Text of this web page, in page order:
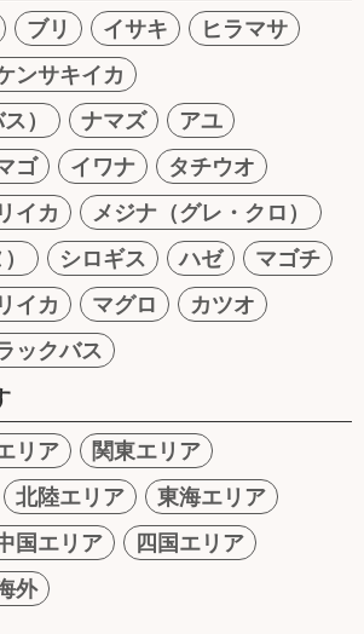
ブリ イサキ
ヒラマサ
ンサキイカ
）
ナマズ
アユ
ゴ イワナ
タチウオ
イカ
メジナ（グレ・クロ）
シロギス ハゼ
マゴチ
イカ マグロ
カツオ
ックバス
リア
関東エリア
北陸エリア
東海エリア
国エリア
四国エリア
外